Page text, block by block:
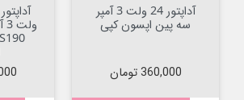
آداپتور 24 ولت 3 آمپر
سه پین اپسون کپی
قیمت
360,000 تومان